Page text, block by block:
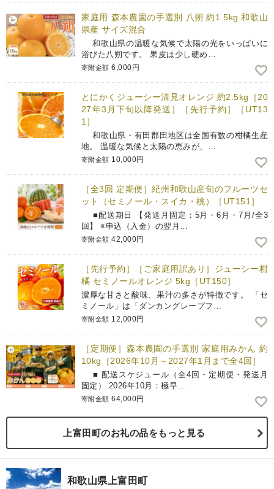
家庭用 森本農園の手選別 八朔 約1.5kg 和歌山
県産 サイズ混合
和歌山県の温暖な気候で太陽の光をいっぱいに
浴びた八朔です。 果皮は少し硬め…
寄附金額 6,000円
とにかくジューシー清見オレンジ 約2.5kg［20
27年3月下旬以降発送］［先行予約］［UT13
1］
和歌山県・有田郡田地区は全国有数の柑橘生産
地。 温暖な気候と太陽の恵みが、…
寄附金額 10,000円
［全3回 定期便］紀州和歌山産旬のフルーツセ
ット（セミノール・スイカ・桃）［UT151］
■配送期日 【発送月固定：5月・6月・7月/全3
回】 ※申込（入金）の翌月…
寄附金額 42,000円
［先行予約］［ご家庭用訳あり］ジューシー柑
橘 セミノールオレンジ 5kg［UT150］
濃厚な甘さと酸味、果汁の多さが特徴です。 「セ
ミノール」は「ダンカングレープフ…
寄附金額 12,000円
［定期便］森本農園の手選別 家庭用みかん 約
10kg［2026年10月～2027年1月まで全4回］
■ 配送スケジュール（全4回・定期便・発送月
固定） 2026年10月：極早…
寄附金額 64,000円
上富田町のお礼の品をもっと見る
和歌山県上富田町